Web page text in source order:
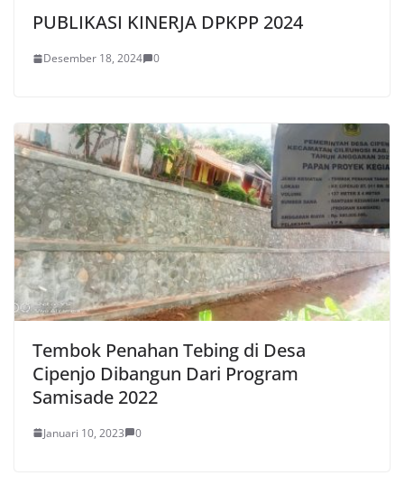
PUBLIKASI KINERJA DPKPP 2024
Desember 18, 2024 0
Tembok Penahan Tebing di Desa
Cipenjo Dibangun Dari Program
Samisade 2022
Januari 10, 2023 0